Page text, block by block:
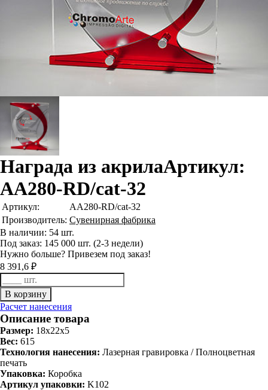
Награда из акрилаАртикул:
AA280-RD/cat-32
Артикул:
AA280-RD/cat-32
Производитель: Сувенирная фабрика
В наличии: 54 шт.
Под заказ: 145 000 шт. (2-3 недели)
Нужно больше? Привезем под заказ!
8 391,6 ₽
Расчет нанесения
Описание товара
Размер: 18x22x5
Вес: 615
Технология нанесения: Лазерная гравировка / Полноцветная
печать
Упаковка: Коробка
Артикул упаковки: K102